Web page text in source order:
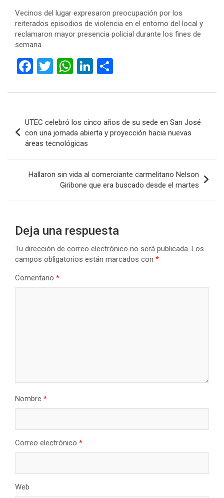
Vecinos del lugar expresaron preocupación por los
reiterados episodios de violencia en el entorno del local y
reclamaron mayor presencia policial durante los fines de
semana.
F
ce
o
o
k
T
tt
W
at
A
p
p
Li
ke
n
m
ar
de
entradas
UTEC celebró los cinco años de su sede en San José
con una jornada abierta y proyección hacia nuevas
áreas tecnológicas
Hallaron sin vida al comerciante carmelitano Nelson
Giribone que era buscado desde el martes
Deja una respuesta
Tu dirección de correo electrónico no será publicada. Los
campos obligatorios están marcados con *
Comentario *
Nombre *
Correo electrónico *
Web